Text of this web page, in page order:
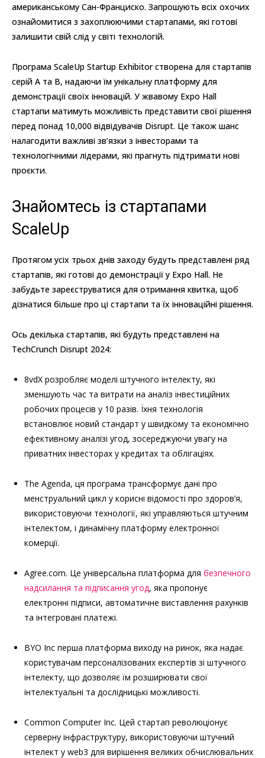
американському Сан-Франциско. Запрошують всіх охочих
ознайомитися з захоплюючими стартапами, які готові
залишити свій слід у світі технологій.
Програма ScaleUp Startup Exhibitor створена для стартапів
серій A та B, надаючи їм унікальну платформу для
демонстрації своїх інновацій. У жвавому Expo Hall
стартапи матимуть можливість представити свої рішення
перед понад 10,000 відвідувачів Disrupt. Це також шанс
налагодити важливі зв’язки з інвесторами та
технологічними лідерами, які прагнуть підтримати нові
проєкти.
Знайомтесь із стартапами
ScaleUp
Протягом усіх трьох днів заходу будуть представлені ряд
стартапів, які готові до демонстрації у Expo Hall. Не
забудьте зареєструватися для отримання квитка, щоб
дізнатися більше про ці стартапи та їх інноваційні рішення.
Ось декілька стартапів, які будуть представлені на
TechCrunch Disrupt 2024:
8vdX розробляє моделі штучного інтелекту, які
зменшують час та витрати на аналіз інвестиційних
робочих процесів у 10 разів. Їхня технологія
встановлює новий стандарт у швидкому та економічно
ефективному аналізі угод, зосереджуючи увагу на
приватних інвесторах у кредитах та облігаціях.
The Agenda, ця програма трансформує дані про
менструальний цикл у корисні відомості про здоров’я,
використовуючи технології, які управляються штучним
інтелектом, і динамічну платформу електронної
комерції.
Agree.com. Це універсальна платформа для безпечного
надсилання та підписання угод, яка пропонує
електронні підписи, автоматичне виставлення рахунків
та інтегровані платежі.
BYO Inc перша платформа виходу на ринок, яка надає
користувачам персоналізованих експертів зі штучного
інтелекту, що дозволяє їм розширювати свої
інтелектуальні та дослідницькі можливості.
Common Computer Inc. Цей стартап революціонує
серверну інфраструктуру, використовуючи штучний
інтелект у web3 для вирішення великих обчислювальних